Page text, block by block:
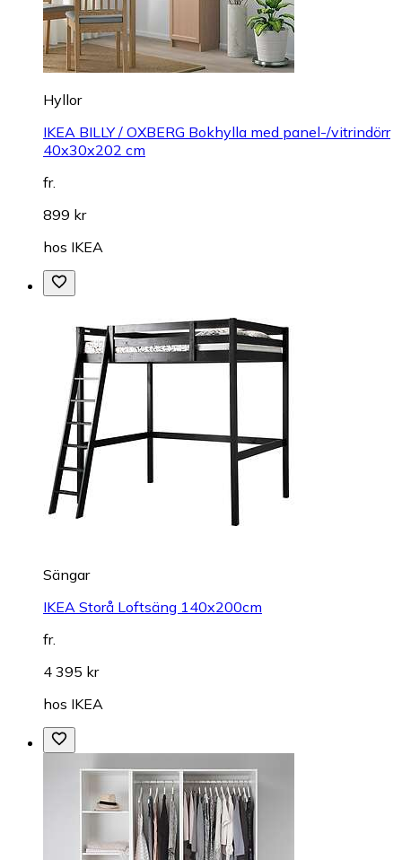
Hyllor
IKEA BILLY / OXBERG Bokhylla med panel-/vitrindörr
40x30x202 cm
fr.
899 kr
hos IKEA
Sängar
IKEA Storå Loftsäng 140x200cm
fr.
4 395 kr
hos IKEA